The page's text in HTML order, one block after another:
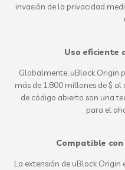
invasión de la privacidad
Uso eficiente
Globalmente, uBlock Origin
más de 1.800 millones de $
de código abierto son una
para el
Compatible
La extensión de uBlock